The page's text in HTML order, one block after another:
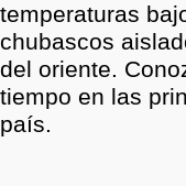
temperaturas
chubascos
del oriente.
tiempo en las
país.